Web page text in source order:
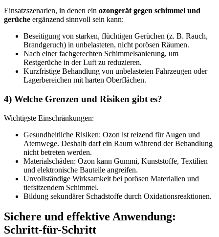
Einsatzszenarien, in denen ein ozongerät gegen schimmel und
gerüche ergänzend sinnvoll sein kann:
Beseitigung von starken, flüchtigen Gerüchen (z. B. Rauch,
Brandgeruch) in unbelasteten, nicht porösen Räumen.
Nach einer fachgerechten Schimmelsanierung, um
Restgerüche in der Luft zu reduzieren.
Kurzfristige Behandlung von unbelasteten Fahrzeugen oder
Lagerbereichen mit harten Oberflächen.
4) Welche Grenzen und Risiken gibt es?
Wichtigste Einschränkungen:
Gesundheitliche Risiken: Ozon ist reizend für Augen und
Atemwege. Deshalb darf ein Raum während der Behandlung
nicht betreten werden.
Materialschäden: Ozon kann Gummi, Kunststoffe, Textilien
und elektronische Bauteile angreifen.
Unvollständige Wirksamkeit bei porösen Materialien und
tiefsitzendem Schimmel.
Bildung sekundärer Schadstoffe durch Oxidationsreaktionen.
Sichere und effektive Anwendung:
Schritt-für-Schritt